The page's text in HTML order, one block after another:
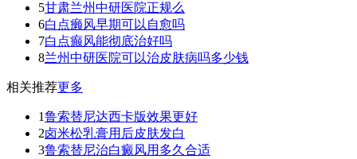
5甘肃兰州中研医院正规么
6白点癞风早期可以自愈吗
7白点癫风能彻底治好吗
8兰州中研医院可以治皮肤病吗多少钱
相关推荐更多
1鲁索替尼达西卡版效果更好
2卤米松乳膏用后皮肤发白
3鲁索替尼治白癜风用多久合适